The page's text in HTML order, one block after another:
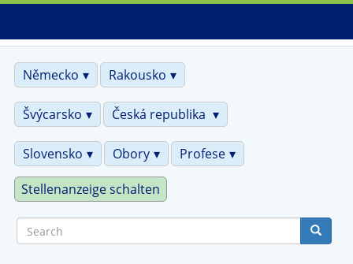
Skip
main
content
Německo
Rakousko
Švýcarsko Česká republika
Slovensko Obory Profese
Stellenanzeige schalten